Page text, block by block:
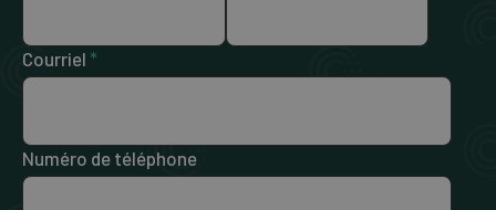
Courriel *
Numéro de téléphone